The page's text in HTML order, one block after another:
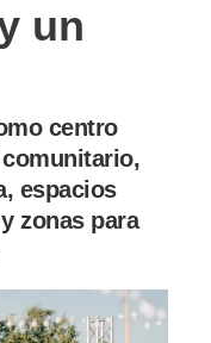
un
centro
espacios
zonas para